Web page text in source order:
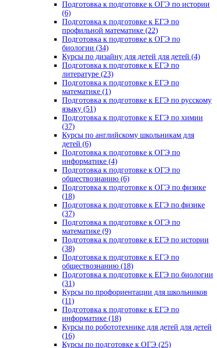
Подготовка к подготовке к ОГЭ по истории
(6)
Подготовка к подготовке к ЕГЭ по
профильной математике (22)
Подготовка к подготовке к ОГЭ по
биологии (34)
Курсы по дизайну для детей для детей (4)
Подготовка к подготовке к ЕГЭ по
литературе (23)
Подготовка к подготовке к ЕГЭ по
математике (1)
Подготовка к подготовке к ЕГЭ по русскому
языку (51)
Подготовка к подготовке к ЕГЭ по химии
(37)
Курсы по английскому школьникам для
детей (6)
Подготовка к подготовке к ОГЭ по
информатике (4)
Подготовка к подготовке к ОГЭ по
обществознанию (6)
Подготовка к подготовке к ОГЭ по физике
(18)
Подготовка к подготовке к ЕГЭ по физике
(37)
Подготовка к подготовке к ОГЭ по
математике (9)
Подготовка к подготовке к ЕГЭ по истории
(38)
Подготовка к подготовке к ЕГЭ по
обществознанию (18)
Подготовка к подготовке к ЕГЭ по биологии
(31)
Курсы по профориентации для школьников
(11)
Подготовка к подготовке к ЕГЭ по
информатике (18)
Курсы по робототехнике для детей для детей
(16)
Курсы по подготовке к ОГЭ (25)